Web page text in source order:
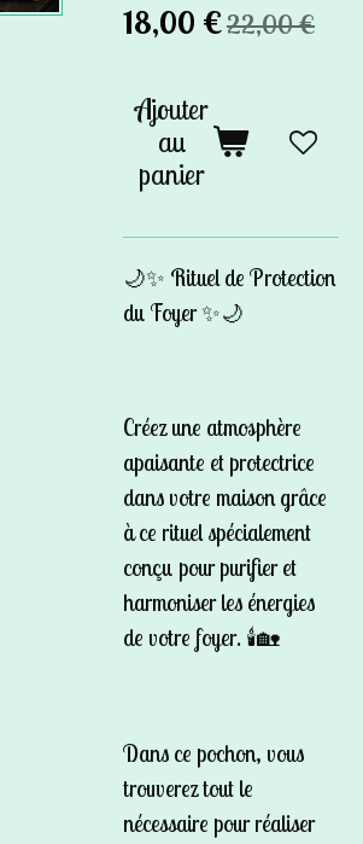
18,00 €22,00 €
Ajouter
au
panier
🌙✨ Rituel de Protection
du Foyer ✨🌙
Créez une atmosphère
apaisante et protectrice
dans votre maison grâce
à ce rituel spécialement
conçu pour purifier et
harmoniser les énergies
de votre foyer. 🕯️🏡
Dans ce pochon, vous
trouverez tout le
nécessaire pour réaliser